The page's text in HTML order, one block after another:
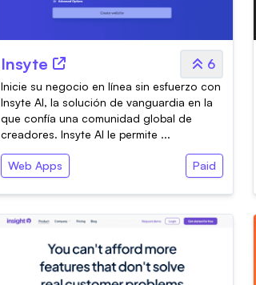
Insyte 6
Inicie su negocio en línea sin esfuerzo con
Insyte AI, la solución de vanguardia en la
que confía una comunidad global de
creadores. Insyte AI le permite ...
Web Apps Paid